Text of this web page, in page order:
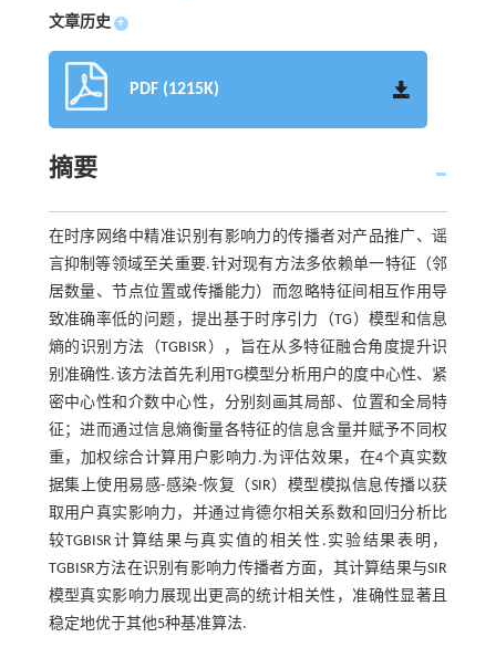
文章历史 +
PDF (1215K)
摘要
在时序网络中精准识别有影响力的传播者对产品推广、谣
言抑制等领域至关重要.针对现有方法多依赖单一特征（邻
居数量、节点位置或传播能力）而忽略特征间相互作用导
致准确率低的问题，提出基于时序引力（TG）模型和信息
熵的识别方法（TGBISR），旨在从多特征融合角度提升识
别准确性.该方法首先利用TG模型分析用户的度中心性、紧
密中心性和介数中心性，分别刻画其局部、位置和全局特
征；进而通过信息熵衡量各特征的信息含量并赋予不同权
重，加权综合计算用户影响力.为评估效果，在4个真实数
据集上使用易感-感染-恢复（SIR）模型模拟信息传播以获
取用户真实影响力，并通过肯德尔相关系数和回归分析比
较TGBISR计算结果与真实值的相关性.实验结果表明，
TGBISR方法在识别有影响力传播者方面，其计算结果与SIR
模型真实影响力展现出更高的统计相关性，准确性显著且
稳定地优于其他5种基准算法.